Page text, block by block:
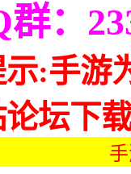
：
示:手
坛下